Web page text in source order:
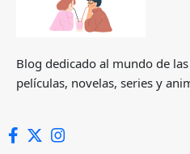
Blog dedicado al mundo de
películas, novelas, series y